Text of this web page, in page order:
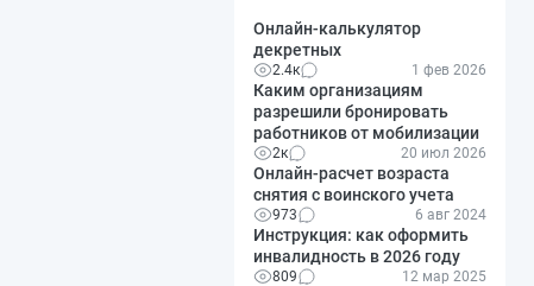
Онлайн-калькулятор
декретных
2.4к 1 фев 2026
Каким организациям
разрешили бронировать
работников от мобилизации
2к 20 июл 2026
Онлайн-расчет возраста
снятия с воинского учета
973 6 авг 2024
Инструкция: как оформить
инвалидность в 2026 году
809 12 мар 2025